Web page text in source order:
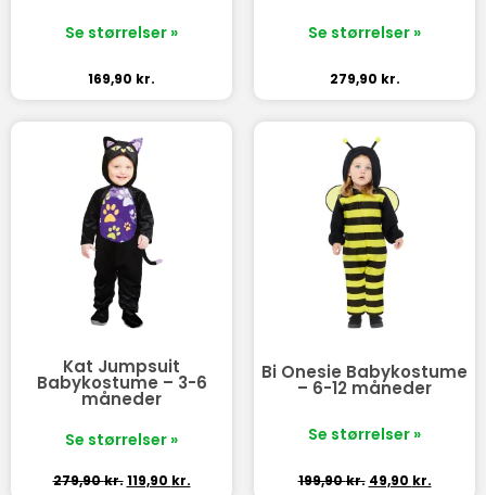
Se størrelser »
169,90 kr.
Se størrelser »
279,90 kr.
Kat Jumpsuit
Babykostume – 3-6
måneder
Se størrelser »
279,90kr. 119,90 kr.
Bi Onesie Babykostume
– 6-12 måneder
Se størrelser »
199,90kr. 49,90 kr.